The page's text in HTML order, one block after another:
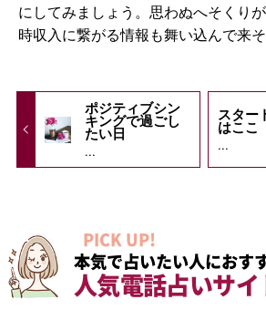
にしてみましょう。思わぬへそくり
時収入に繋がる情報も舞い込んで来そ
ポジティブシン
キングで過ごし
たい日
...
スター
はここ
...
PICK UP!
本気で占いたい人におす
人気電話占いサ